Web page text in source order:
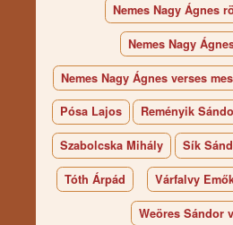
Nemes Nagy Ágnes
Nemes Nagy
Nemes Nagy Ágnes verses
Pósa Lajos Reményik
Szabolcska Mihály Sík
Tóth Árpád Várfalvy
Weöres Sándor